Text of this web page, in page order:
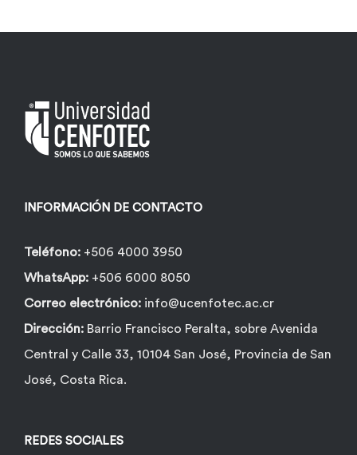
INFORMACIÓN DE CONTACTO
Teléfono: +506 4000 3950
WhatsApp: +506 6000 8050
Correo electrónico: info@ucenfotec.ac.cr
Dirección: Barrio Francisco Peralta, sobre Avenida
Central y Calle 33, 10104 San José, Provincia de San
José, Costa Rica.
REDES SOCIALES